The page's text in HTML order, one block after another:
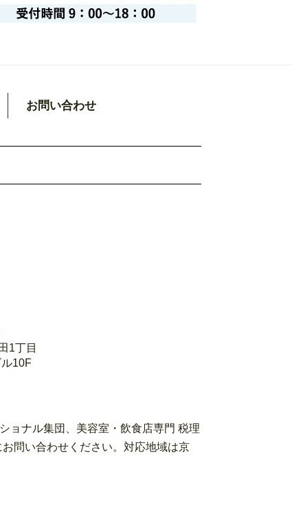
お問い合わせ
1丁目
10F
ョナル集団、美容室・飲食店専門 税理
問い合わせください。対応地域は京